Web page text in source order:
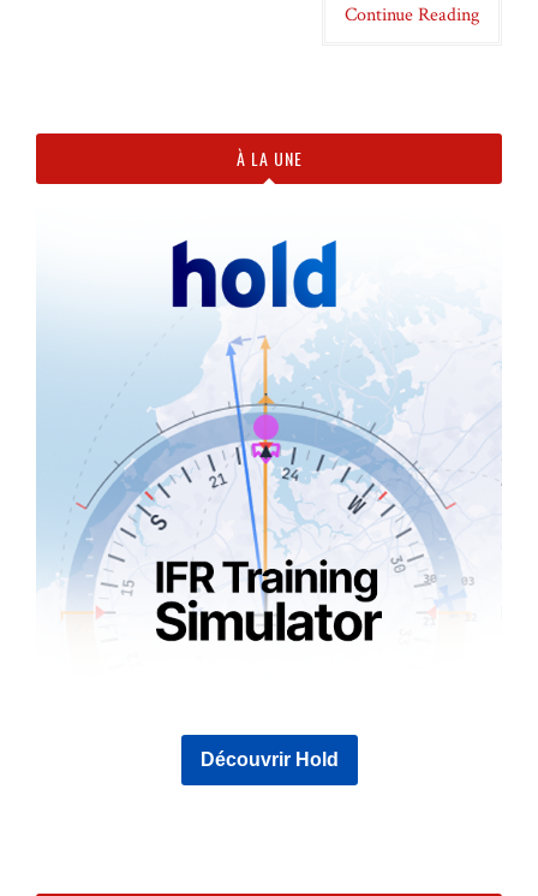
Continue Reading
À LA UNE
Découvrir Hold